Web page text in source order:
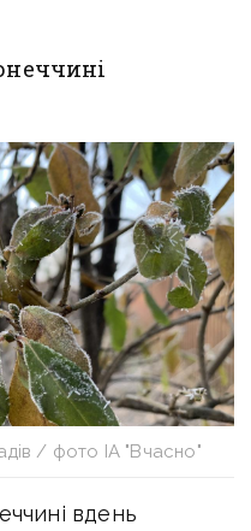
/ фото ІА "Вчасно"
вдень